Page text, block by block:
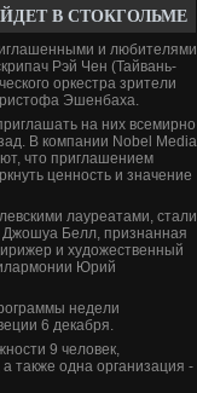
В СТОКГОЛЬМЕ
и люби­телями
Рэй Чен (Тайвань-
оркестра зрители
Эшенбаха.
на них всемирно
В компании Nobel Media
что приглашением
ценность и значение
лауреатами, стали
Белл, признанная
и художестве­нный
Юрий
неде­ли
6 де­кабря.
9 челове­к,
также одна организация -